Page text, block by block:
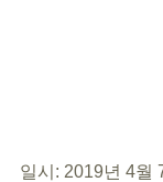
일시: 2019년 4월